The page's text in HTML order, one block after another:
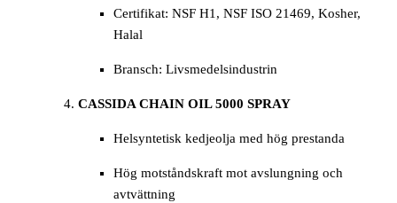
Certifikat: NSF H1, NSF ISO 21469, Kosher,
Halal
Bransch: Livsmedelsindustrin
CASSIDA CHAIN OIL 5000 SPRAY
Helsyntetisk kedjeolja med hög prestanda
Hög motståndskraft mot avslungning och
avtvättning